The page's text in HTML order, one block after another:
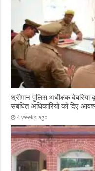
श्रीमान पुलिस अधीक्षक देवरिया
संबंधित अधिकारियों को दिए
4 weeks ago